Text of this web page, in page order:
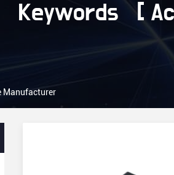
Keywords [
Manufacturer